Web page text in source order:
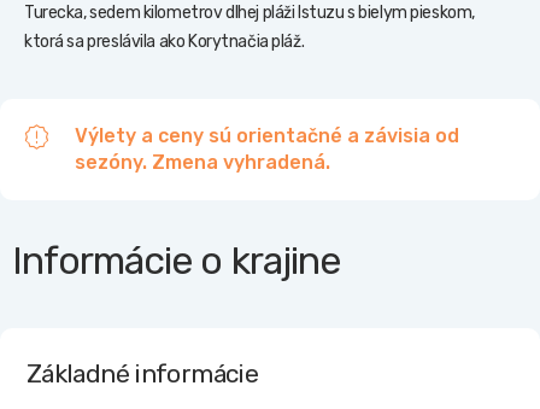
Turecka, sedem kilometrov dlhej pláži Istuzu s bielym pieskom,
ktorá sa preslávila ako Korytnačia pláž.
Výlety a ceny sú orientačné a závisia od
sezóny. Zmena vyhradená.
Informácie o krajine
Základné informácie